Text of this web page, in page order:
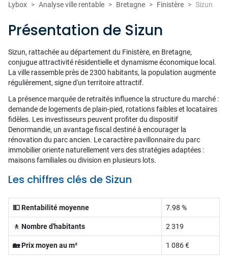
Lybox Analyse ville rentable Bretagne Finistère Sizun
Présentation de Sizun
Sizun, rattachée au département du Finistère, en Bretagne,
conjugue attractivité résidentielle et dynamisme économique local.
La ville rassemble près de 2300 habitants, la population augmente
régulièrement, signe d'un territoire attractif.
La présence marquée de retraités influence la structure du marché :
demande de logements de plain-pied, rotations faibles et locataires
fidèles. Les investisseurs peuvent profiter du dispositif
Denormandie, un avantage fiscal destiné à encourager la
rénovation du parc ancien. Le caractère pavillonnaire du parc
immobilier oriente naturellement vers des stratégies adaptées :
maisons familiales ou division en plusieurs lots.
Les chiffres clés de Sizun
💵 Rentabilité moyenne 7.98 %
🚶 Nombre d'habitants 2 319
🏡 Prix moyen au m² 1 086 €